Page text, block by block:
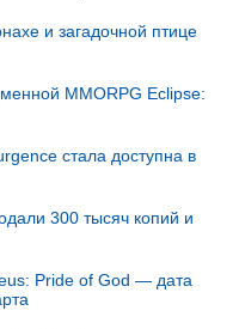
и загадочной птице
MMORPG Eclipse:
стала доступна в
300 тысяч копий и
Pride of God — дата